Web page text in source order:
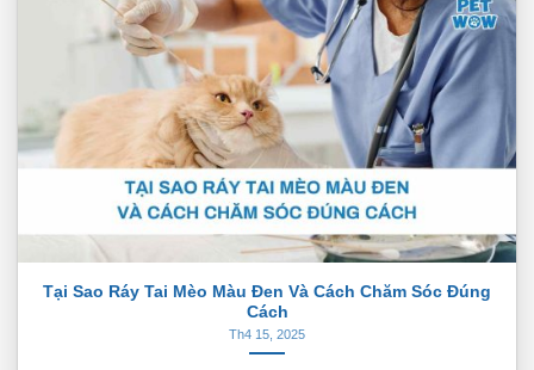
Tại Sao Ráy Tai Mèo Màu Đen Và Cách Chăm Sóc Đúng
Cách
Th4 15, 2025